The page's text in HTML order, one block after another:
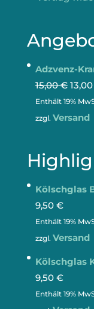
Adzvenz-
15,00€ 13,00
Enthält 19%
zzgl. Versand
Kölschglas
9,50 €
Enthält 19%
zzgl. Versand
Kölschglas
9,50 €
Enthält 19%